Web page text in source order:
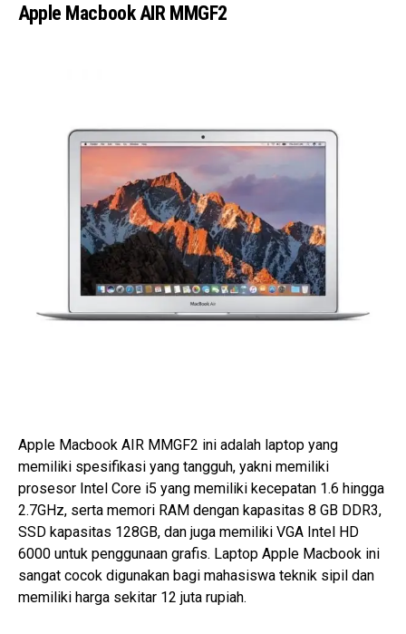
Apple Macbook AIR MMGF2
Apple Macbook AIR MMGF2 ini adalah laptop yang
memiliki spesifikasi yang tangguh, yakni memiliki
prosesor Intel Core i5 yang memiliki kecepatan 1.6 hingga
2.7GHz, serta memori RAM dengan kapasitas 8 GB DDR3,
SSD kapasitas 128GB, dan juga memiliki VGA Intel HD
6000 untuk penggunaan grafis. Laptop Apple Macbook ini
sangat cocok digunakan bagi mahasiswa teknik sipil dan
memiliki harga sekitar 12 juta rupiah.